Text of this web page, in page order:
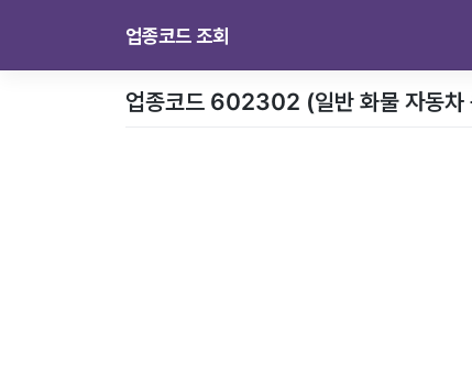
업종코드 조회
업종코드 602302 (일반 화물 자동차